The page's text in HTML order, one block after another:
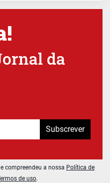
da
Subscrever
compreendeu a nossa Política de
de uso.